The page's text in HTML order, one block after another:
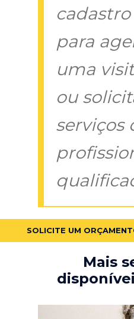
para
uma
ou
serviços
SOLICITE UM
Mais